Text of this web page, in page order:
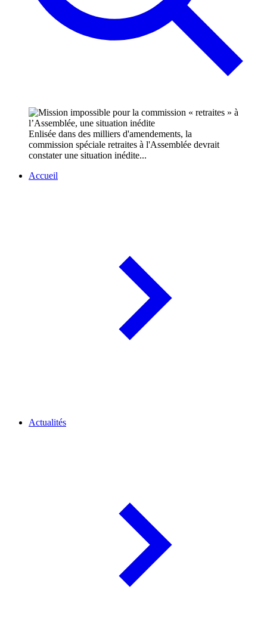
Enlisée dans des milliers d'amendements, la
commission spéciale retraites à l'Assemblée devrait
constater une situation inédite...
Accueil
Actualités